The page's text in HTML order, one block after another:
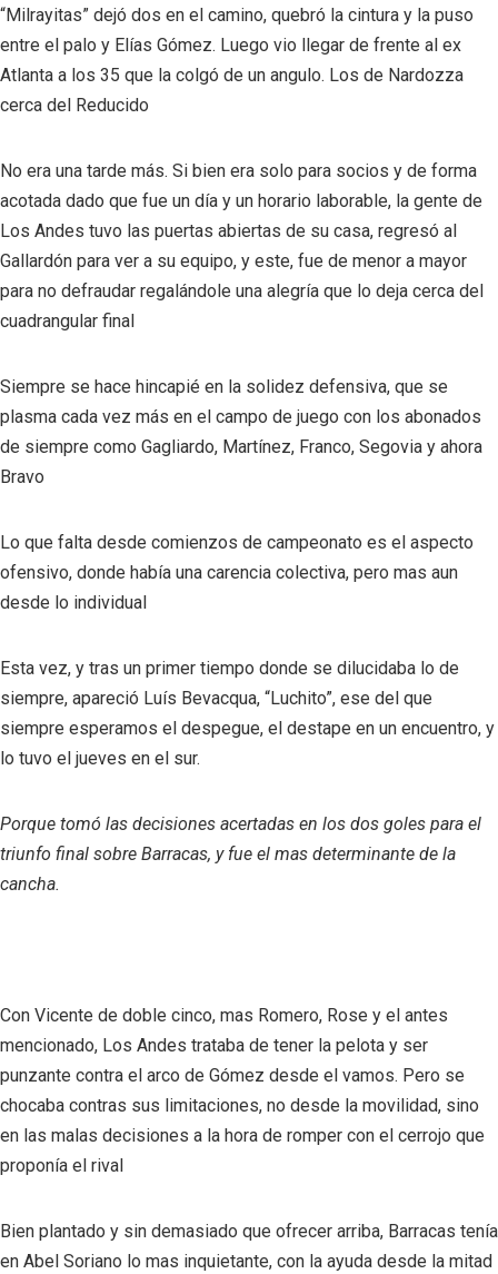
“Milrayitas” dejó dos en el camino, quebró la cintura y la puso
entre el palo y Elías Gómez. Luego vio llegar de frente al ex
Atlanta a los 35 que la colgó de un angulo. Los de Nardozza
cerca del Reducido
No era una tarde más. Si bien era solo para socios y de forma
acotada dado que fue un día y un horario laborable, la gente de
Los Andes tuvo las puertas abiertas de su casa, regresó al
Gallardón para ver a su equipo, y este, fue de menor a mayor
para no defraudar regalándole una alegría que lo deja cerca del
cuadrangular final
Siempre se hace hincapié en la solidez defensiva, que se
plasma cada vez más en el campo de juego con los abonados
de siempre como Gagliardo, Martínez, Franco, Segovia y ahora
Bravo
Lo que falta desde comienzos de campeonato es el aspecto
ofensivo, donde había una carencia colectiva, pero mas aun
desde lo individual
Esta vez, y tras un primer tiempo donde se dilucidaba lo de
siempre, apareció Luís Bevacqua, “Luchito”, ese del que
siempre esperamos el despegue, el destape en un encuentro, y
lo tuvo el jueves en el sur.
Porque tomó las decisiones acertadas en los dos goles para el
triunfo final sobre Barracas, y fue el mas determinante de la
cancha.
Con Vicente de doble cinco, mas Romero, Rose y el antes
mencionado, Los Andes trataba de tener la pelota y ser
punzante contra el arco de Gómez desde el vamos. Pero se
chocaba contras sus limitaciones, no desde la movilidad, sino
en las malas decisiones a la hora de romper con el cerrojo que
proponía el rival
Bien plantado y sin demasiado que ofrecer arriba, Barracas tenía
en Abel Soriano lo mas inquietante, con la ayuda desde la mitad